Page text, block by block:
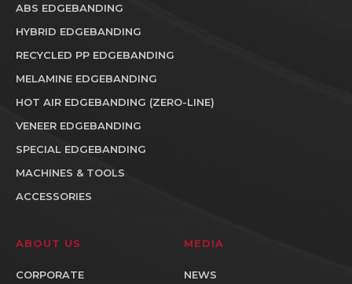
ABS EDGEBANDING
HYBRID EDGEBANDING
RECYCLED PP EDGEBANDING
MELAMINE EDGEBANDING
HOT AIR EDGEBANDING (ZERO-LINE)
VENEER EDGEBANDING
SPECIAL EDGEBANDING
MACHINES & TOOLS
ACCESSORIES
ABOUT US
CORPORATE
MEDIA
NEWS